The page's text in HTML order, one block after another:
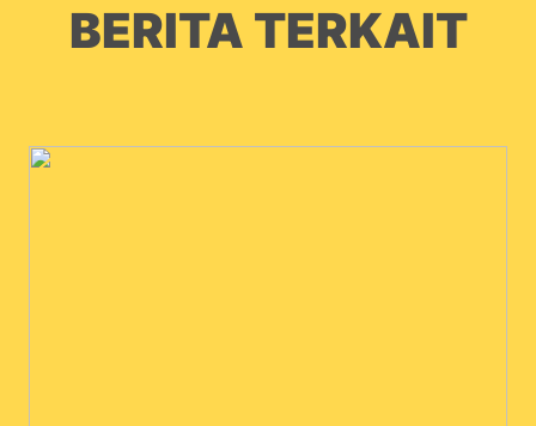
BERITA TERKAIT